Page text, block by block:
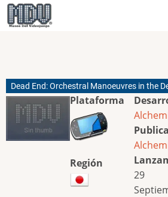
Pasar
al
Dead End: Orchestral Manoeuvres in the
Plataforma
Región
Publica
29